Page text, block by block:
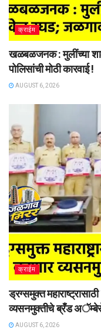
क्राईम
खळबळजनक : मुलींच्या
पोलिसांची मोठी कारवाई !
AUGUST 6, 2026
क्राईम
ड्रग्समुक्त महाराष्ट्रासाठी
व्यसनमुक्तीचे ब्रँड
AUGUST 6, 2026